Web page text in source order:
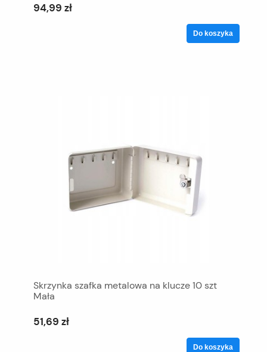
94,99 zł
Do koszyka
Skrzynka szafka metalowa na klucze 10 szt
Mała
51,69 zł
Do koszyka